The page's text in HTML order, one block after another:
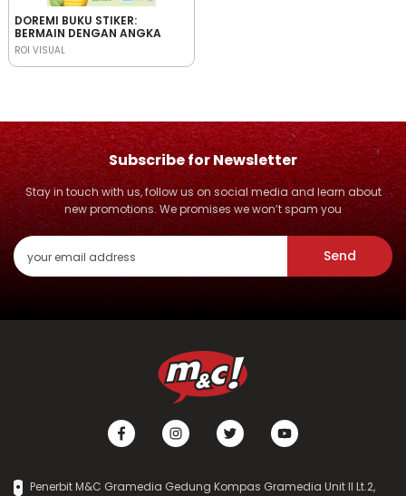
DOREMI BUKU STIKER:
BERMAIN DENGAN ANGKA
ROI VISUAL
Subscribe for Newsletter
Stay in touch with us, follow us on social media and learn about
new promotions. We promises we won’t spam you
Send
Penerbit M&C Gramedia Gedung Kompas Gramedia Unit II Lt.2,